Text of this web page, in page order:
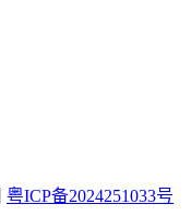
粤ICP备2024251033号